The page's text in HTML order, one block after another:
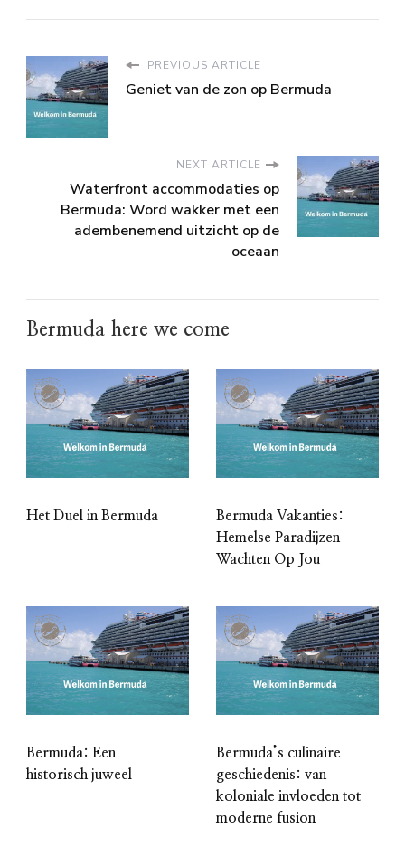
PREVIOUS ARTICLE
Geniet van de zon op Bermuda
NEXT ARTICLE
Waterfront accommodaties op
Bermuda: Word wakker met een
adembenemend uitzicht op de
oceaan
Bermuda here we come
Het Duel in Bermuda
Bermuda Vakanties:
Hemelse Paradijzen
Wachten Op Jou
Bermuda: Een
historisch juweel
Bermuda’s culinaire
geschiedenis: van
koloniale invloeden tot
moderne fusion